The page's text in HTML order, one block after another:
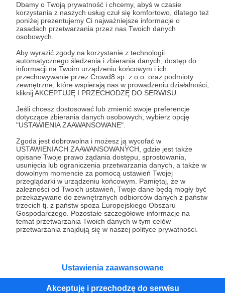
Dbamy o Twoją prywatność i chcemy, abyś w czasie
korzystania z naszych usług czuł się komfortowo, dlatego też
poniżej prezentujemy Ci najważniejsze informacje o
zasadach przetwarzania przez nas Twoich danych
osobowych.
Aby wyrazić zgody na korzystanie z technologii
automatycznego śledzenia i zbierania danych, dostęp do
informacji na Twoim urządzeniu końcowym i ich
przechowywanie przez Crowd8 sp. z o.o. oraz podmioty
zewnętrzne, które wspierają nas w prowadzeniu działalności,
kliknij AKCEPTUJĘ I PRZECHODZĘ DO SERWISU.
Jeśli chcesz dostosować lub zmienić swoje preferencje
dotyczące zbierania danych osobowych, wybierz opcję
"USTAWIENIA ZAAWANSOWANE".
Zgoda jest dobrowolna i możesz ją wycofać w
USTAWIENIACH ZAAWANSOWANYCH, gdzie jest także
opisane Twoje prawo żądania dostępu, sprostowania,
usunięcia lub ograniczenia przetwarzania danych, a także w
dowolnym momencie za pomocą ustawień Twojej
przeglądarki w urządzeniu końcowym. Pamiętaj, że w
zależności od Twoich ustawień, Twoje dane będą mogły być
przekazywane do zewnętrznych odbiorców danych z państw
trzecich tj. z państw spoza Europejskiego Obszaru
Gospodarczego. Pozostałe szczegółowe informacje na
temat przetwarzania Twoich danych w tym celów
przetwarzania znajdują się w naszej polityce prywatności.
Ustawienia zaawansowane
Akceptuję i przechodzę do serwisu
jest po przekazaniu podpisanego formularza "Zgodna na
założenie konta przez osobę niepełnoletnią", formularz
dostępny jest na stronie regulaminu Patronite.pl.
* Zapoznałem się i akceptujęRegulaminserwisu oraz
* Wyrażam zgodę na przetwarzanie moich danych
osobowych podanych w formularzu rejestracyjnym w celu
prawidłowego świadczenia usług serwisu Patronite.
Wyrażam zgodę na otrzymywanie drogą elektroniczną
informacji handlowych - newslettera. Opcja ta może zostać
zmieniona w ustawieniach konta.